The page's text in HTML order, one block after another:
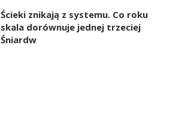
Ścieki znikają z systemu. Co roku
skala dorównuje jednej trzeciej
Śniardw